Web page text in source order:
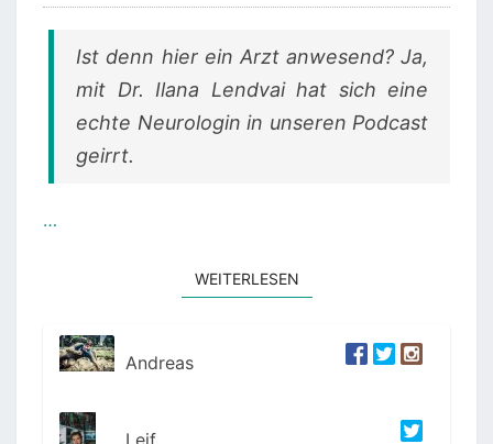
Ist denn hier ein Arzt anwesend? Ja,
mit Dr. Ilana Lendvai hat sich eine
echte Neurologin in unseren Podcast
geirrt.
…
WEITERLESENWEITERLESEN
Andreas
Leif